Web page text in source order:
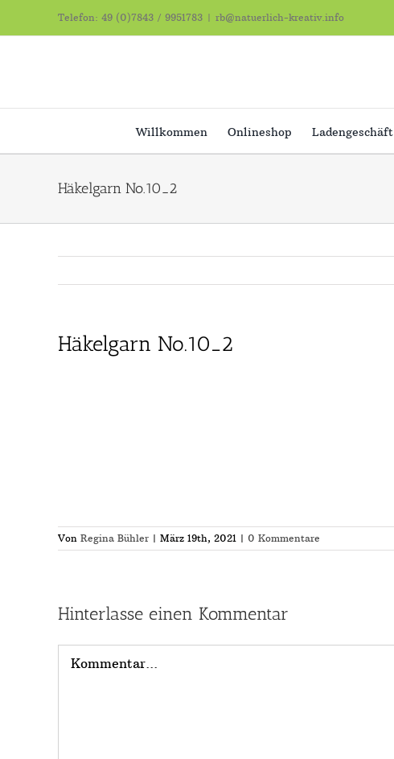
Inhalt
Telefon: 49 (0)7843 / 9951783 | rb@natuerlich-kreativ.info
Willkommen Onlineshop Ladengeschäft
Häkelgarn No.10_2
Häkelgarn No.10_2
Von Regina Bühler | März 19th, 2021 | 0 Kommentare
Hinterlasse einen Kommentar
Kommentar